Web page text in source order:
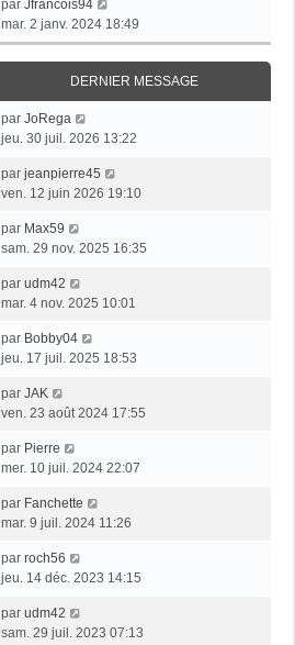
par Jfrancois94
mar. 2 janv. 2024 18:49
DERNIER MESSAGE
par JoRega
jeu. 30 juil. 2026 13:22
par jeanpierre45
ven. 12 juin 2026 19:10
par Max59
sam. 29 nov. 2025 16:35
par udm42
mar. 4 nov. 2025 10:01
par Bobby04
jeu. 17 juil. 2025 18:53
par JAK
ven. 23 août 2024 17:55
par Pierre
mer. 10 juil. 2024 22:07
par Fanchette
mar. 9 juil. 2024 11:26
par roch56
jeu. 14 déc. 2023 14:15
par udm42
sam. 29 juil. 2023 07:13